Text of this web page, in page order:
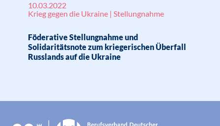
10.03.2022
Krieg gegen die Ukraine | Stellungnahme
Föderative Stellungnahme und
Solidaritätsnote zum kriegerischen Überfall
Russlands auf die Ukraine